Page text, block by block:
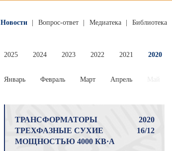
Новости Вопрос-ответ Медиатека Библиотека
2025 2024 2023 2022 2021 2020
Январь
Февраль Март Апрель
ТРАНСФОРМАТОРЫ
ТРЕХФАЗНЫЕ СУХИЕ
МОЩНОСТЬЮ 4000 КВ·А
2020
16/12